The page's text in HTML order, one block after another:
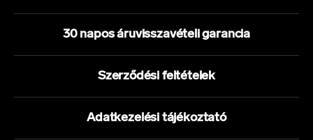
30 napos áruvisszavételi garancia
Szerződési feltételek
Adatkezelési tájékoztató